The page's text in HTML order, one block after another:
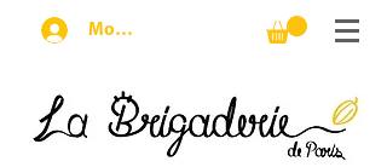
Mon compte